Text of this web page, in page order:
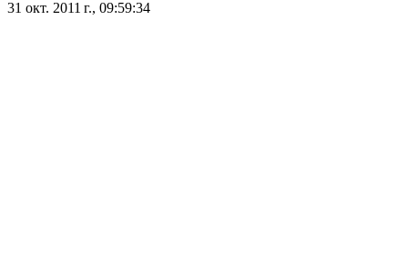
31 окт. 2011 г., 09:59:34